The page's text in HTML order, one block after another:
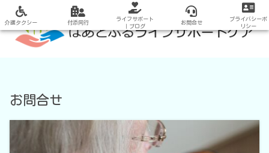
お問合せ
介護タクシー 付添同行
ライフサポート
｜ブログ
お問合せ
プライバシーポ
リシー